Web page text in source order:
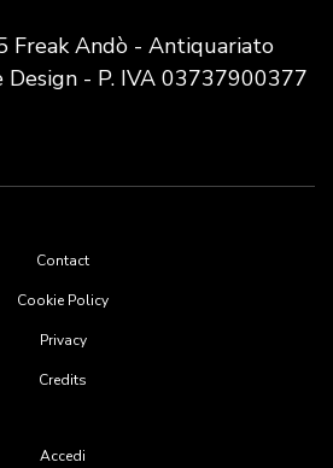
Freak Andò - Antiquariato
- P. IVA 03737900377
Contact
Cookie Policy
Privacy
Credits
Accedi